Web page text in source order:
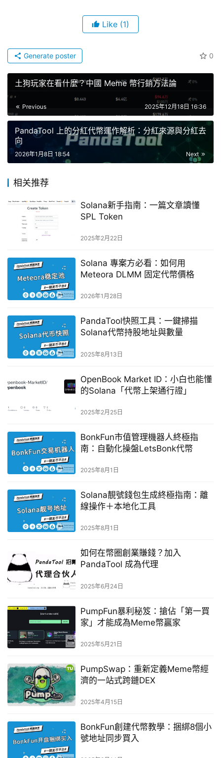
Like (1)
0
Generate poster
土狗玩家在看什麼？中國 Meme 幣行銷方法論
Previous 2025年12月18日 16:36
PandaTool 上的分紅代幣運作解析：分紅來源與分紅去
向
Next
2026年1月8日 18:54
相关推荐
Solana新手指南：一篇文章讀懂
SPL Token
2025年2月22日
Solana 專案方必看：如何用
Meteora DLMM 固定代幣價格
2026年1月28日
PandaTool快照工具：一鍵掃描
Solana代幣持股地址與數量
2025年8月13日
OpenBook Market ID：小白也能懂
的Solana「代幣上架通行證」
2025年2月25日
BonkFun市值管理機器人終極指
南：自動化操盤LetsBonk代幣
2025年8月1日
Solana靚號錢包生成終極指南：離
線操作＋本地化工具
2025年8月1日
如何在幣圈創業賺錢？加入
PandaTool 成為代理
2025年6月24日
PumpFun暴利秘笈：搶佔「第一買
家」才能成為Meme幣贏家
2025年5月21日
PumpSwap：重新定義Meme幣經
濟的一站式跨鏈DEX
2025年4月15日
BonkFun創建代幣教學：捆綁8個小
號地址同步買入